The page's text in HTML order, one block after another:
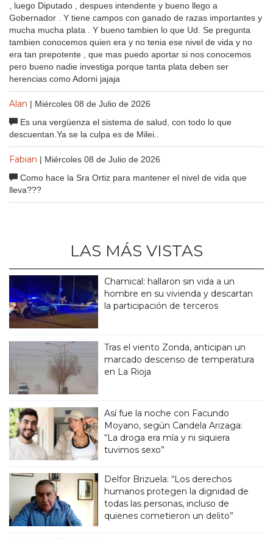
, luego Diputado , despues intendente y bueno llego a
Gobernador . Y tiene campos con ganado de razas importantes y
mucha mucha plata . Y bueno tambien lo que Ud. Se pregunta
tambien conocemos quien era y no tenia ese nivel de vida y no
era tan prepotente , que mas puedo aportar si nos conocemos
pero bueno nadie investiga porque tanta plata deben ser
herencias como Adorni jajaja
Alan | Miércoles 08 de Julio de 2026
Es una vergüenza el sistema de salud, con todo lo que
descuentan.Ya se la culpa es de Milei..
Fabian | Miércoles 08 de Julio de 2026
Como hace la Sra Ortiz para mantener el nivel de vida que
lleva???
LAS MÁS VISTAS
Chamical: hallaron sin vida a un
hombre en su vivienda y descartan
la participación de terceros
Tras el viento Zonda, anticipan un
marcado descenso de temperatura
en La Rioja
Así fue la noche con Facundo
Moyano, según Candela Arizaga:
“La droga era mía y ni siquiera
tuvimos sexo”
Delfor Brizuela: “Los derechos
humanos protegen la dignidad de
todas las personas, incluso de
quienes cometieron un delito”